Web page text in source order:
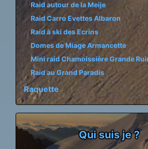
Raid autour de la Meije
Raid Carro Evettes Albaron
Raid à ski des Ecrins
Domes de Miage Armancette
Mini raid Chamoissière Grande
Raid au Grand Paradis
Raquette
Qui suis je ?